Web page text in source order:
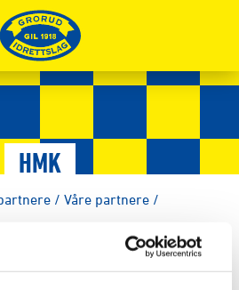
HMK
/ Våre partnere /
FAKTA